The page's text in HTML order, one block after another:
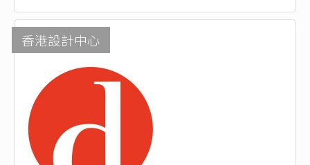
香港設計中心